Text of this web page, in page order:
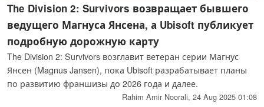
The Division 2: Survivors возвращает бывшего
ведущего Магнуса Янсена, а Ubisoft публикует
подробную дорожную карту
The Division 2: Survivors возглавит ветеран серии Магнус
Янсен (Magnus Jansen), пока Ubisoft разрабатывает планы
по развитию франшизы до 2026 года и далее.
Rahim Amir Noorali, 24 Aug 2025 01:08